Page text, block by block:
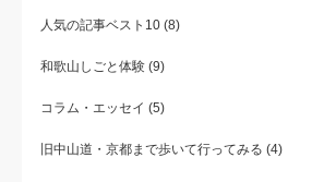
人気の記事ベスト10 (8)
和歌山しごと体験 (9)
コラム・エッセイ (5)
旧中山道・京都まで歩いて行ってみる (4)